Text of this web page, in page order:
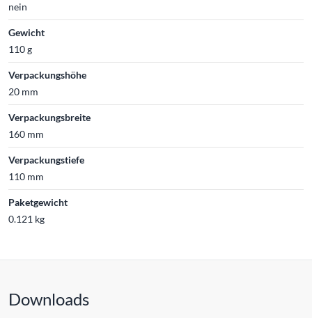
nein
Gewicht
110 g
Verpackungshöhe
20 mm
Verpackungsbreite
160 mm
Verpackungstiefe
110 mm
Paketgewicht
0.121 kg
Downloads